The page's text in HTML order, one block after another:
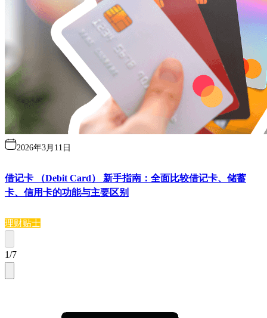
2026年3月11日
借记卡 （Debit Card） 新手指南：全面比较借记卡、储蓄
卡、信用卡的功能与主要区别
理财贴士
1/7